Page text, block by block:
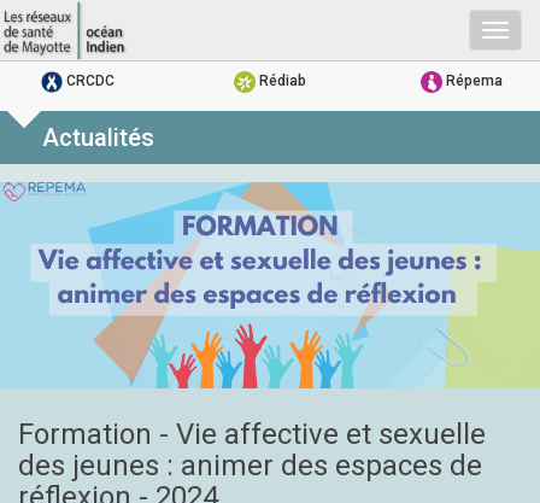
CRCDC Rédiab Répema
Actualités
Formation - Vie affective et sexuelle
des jeunes : animer des espaces de